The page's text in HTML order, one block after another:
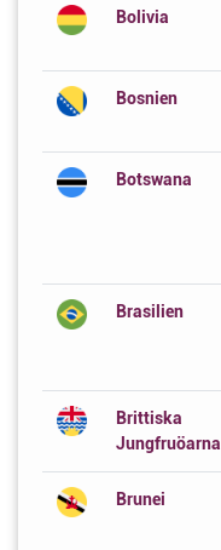
Bolivia
Bosnien
Botswana
Brasilien
Brittiska
Jungfruöarna
Brunei